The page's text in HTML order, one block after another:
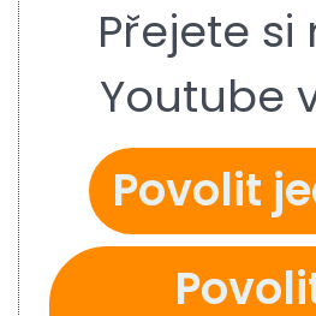
Přejete
Youtube
Povolit